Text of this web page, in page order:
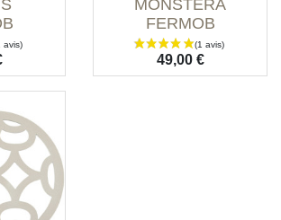
MONSTERA
FERMOB
Prix
49,00 €